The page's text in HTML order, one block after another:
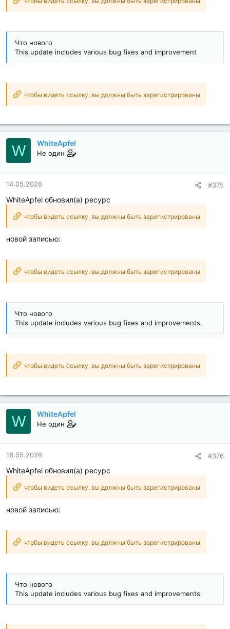
Что нового
This update includes various bug fixes and improvement
чтобы видеть ссылку, вы должны быть зарегистрированы
W WhiteApfel
Не один
14.05.2026 #375
WhiteApfel обновил(а) ресурс
чтобы видеть ссылку, вы должны быть зарегистрированы
новой записью:
чтобы видеть ссылку, вы должны быть зарегистрированы
Что нового
This update includes various bug fixes and improvements.
чтобы видеть ссылку, вы должны быть зарегистрированы
W WhiteApfel
Не один
18.05.2026 #376
WhiteApfel обновил(а) ресурс
чтобы видеть ссылку, вы должны быть зарегистрированы
новой записью:
чтобы видеть ссылку, вы должны быть зарегистрированы
Что нового
This update includes various bug fixes and improvements.